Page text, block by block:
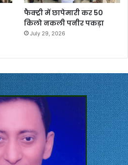
फैक्ट्री में छापेमारी कर 50
किलो नकली पनीर पकड़ा
July 29, 2026